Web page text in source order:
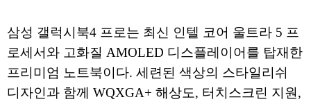
삼성 갤럭시북4 프로는 최신 인텔 코어 울트라 5 프
로세서와 고화질 AMOLED 디스플레이어를 탑재한
프리미엄 노트북이다. 세련된 색상의 스타일리쉬
디자인과 함께 WQXGA+ 해상도, 터치스크린 지원,